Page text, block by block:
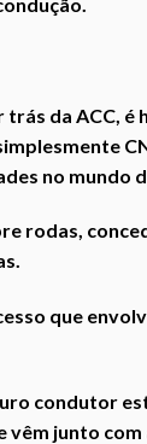
da ACC, é
no mundo
rodas,
que
condutor
junto